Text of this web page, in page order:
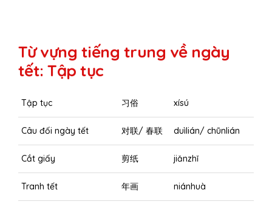
Từ vựng tiếng trung về ngày
tết: Tập tục
Tập tục 习俗 xísú
Câu đối ngày tết 对联/ 春联 duìlián/ chūnlián
Cắt giấy 剪纸 jiǎnzhǐ
Tranh tết 年画 niánhuà